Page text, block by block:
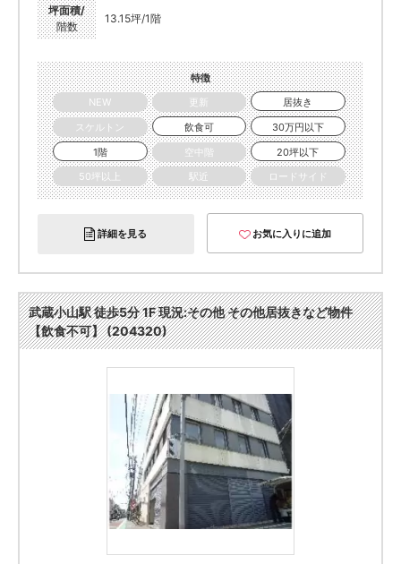
坪面積/
階数
13.15坪/1階
特徴
NEW
更新
居抜き
スケルトン
飲食可
30万円以下
1階
空中階
20坪以下
50坪以上
駅近 ロードサイド
詳細を見る お気に入りに追加
武蔵小山駅 徒歩5分 1F 現況:その他 その他居抜きなど物件
【飲食不可】 (204320)